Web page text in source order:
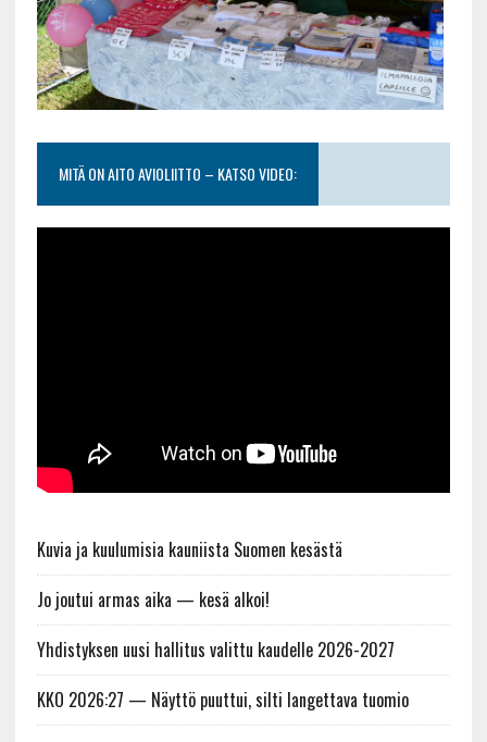
MITÄ ON AITO AVIOLIITTO – KATSO VIDEO:
Kuvia ja kuulumisia kauniista Suomen kesästä
Jo joutui armas aika — kesä alkoi!
Yhdistyksen uusi hallitus valittu kaudelle 2026-2027
KKO 2026:27 — Näyttö puuttui, silti langettava tuomio